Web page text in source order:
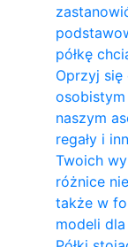
półkę
Oprzyj się
naszym
regały i
Twoich
różnice
także w
modeli